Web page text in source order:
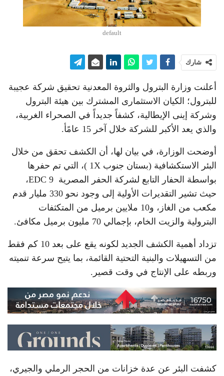
default
شارك
أعلنت وزارة البترول والثروة المعدنية تحقيق شركة عجيبة
للبترول؛ الكيان الاستثمارى المشترك بين هيئة البترول
وشركة إينى الإيطالية، كشفاً جديداً في الصحراء الغربية،
والذي يعد الأكبر للشركة خلال آخر 15 عامًأ.
أوضحت الوزارة، في بيان لها، أن الكشف تحقق من خلال
البئر الاستكشافية (بستان جنوب 1X )، التي تم حفرها
بواسطة الحفار التابع لشركة الحفر المصرية EDC 9،
حيث تشير التقديرات الأولية إلى وجود نحو 330 مليار قدم
مكعب من الغاز، و10 ملايين برميل من المتكثفات
البترولية والزيت الخام، بإجمالي 70 مليون برميل مكافئ.
تزداد أهمية الكشف الجديد لكونه يقع على بعد 10 كم فقط
من التسهيلات والبنية التحتية القائمة، بما يتيح سرعة تنميته
وربطه على الإنتاج في وقت قصير.
كشفت البئر عن عدة خزانات من الحجر الرملي والجيري،